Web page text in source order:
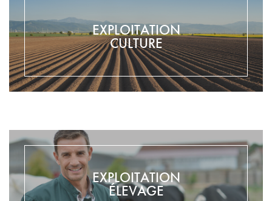
EXPLOITATION
CULTURE
EXPLOITATION
ÉLEVAGE